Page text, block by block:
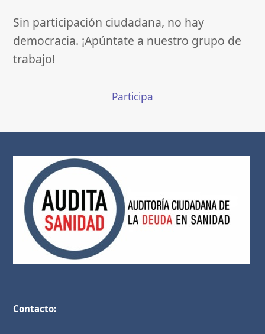
Sin participación ciudadana, no hay
democracia. ¡Apúntate a nuestro grupo de
trabajo!
Participa
Contacto: